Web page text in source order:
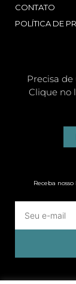
CONTATO
POLÍTICA DE
Precisa
Clique no
Receba